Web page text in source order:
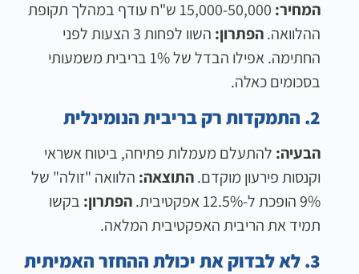
המחיר:
15,000-50,000 ש"ח עודף במהלך תקופת
ההלוואה.הפתרון:
השוו לפחות 3 הצעות לפני
החתימה. אפילו הבדל של 1% בריבית משמעותי
בסכומים כאלה.
2. התמקדות רק בריבית הנומינלית
הבעיה: להתעלם מעמלות פתיחה, ביטוח אשראי
וקנסות פירעון מוקדם.התוצאה: הלוואה "זולה" של
9% הופכת ל-12.5% אפקטיבית.
הפתרון: בקשו
תמיד את הריבית האפקטיבית המלאה.
3. לא לבדוק את יכולת ההחזר האמיתית